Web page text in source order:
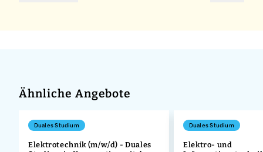
Ähnliche Angebote
Duales Studium
Elektrotechnik (m/w/d) - Duales
Duales Studium
Elektro- und